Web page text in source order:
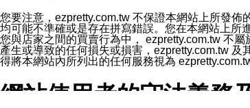
5.開關「接收LINE通知型訊息」
❗️關閉「接收通知型訊息」後，將不會接收到來
您要注意，ezpretty.com.tw 不保證本網站上所發
均可能不準確或是存在拼寫錯誤。您在本網站上所
您與店家之間的買賣行為中， ezpretty.com.tw 不
產生或導致的任何損失或損害，ezpretty.com.tw
得將本網站內所列出的任何服務視為
網站使用者的守法義務